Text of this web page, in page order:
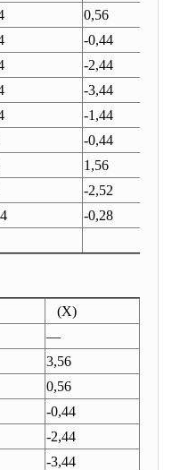
0,56
-0,44
-2,44
-3,44
-1,44
-0,44
1,56
-2,52
-0,28
(X)
—
3,56
0,56
-0,44
-2,44
-3,44